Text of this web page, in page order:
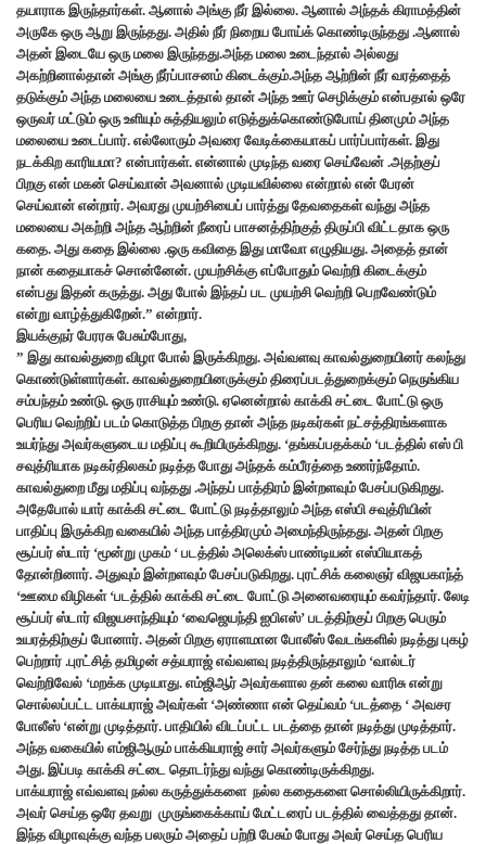
தயாராக இருந்தார்கள். ஆனால் அங்கு நீர் இல்லை. ஆனால் அந்தக் கிராமத்தின்
அருகே ஒரு ஆறு இருந்தது. அதில் நீர் நிறைய போய்க் கொண்டிருந்தது .ஆனால்
அதன் இடையே ஒரு மலை இருந்தது.அந்த மலை உடைந்தால் அல்லது
அகற்றினால்தான் அங்கு நீர்ப்பாசனம் கிடைக்கும்.அந்த ஆற்றின் நீர் வரத்தைத்
தடுக்கும் அந்த மலையை உடைத்தால் தான் அந்த ஊர் செழிக்கும் என்பதால் ஒரே
ஒருவர் மட்டும் ஒரு உளியும் சுத்தியலும் எடுத்துக்கொண்டுபோய் தினமும் அந்த
மலையை உடைப்பார். எல்லோரும் அவரை வேடிக்கையாகப் பார்ப்பார்கள். இது
நடக்கிற காரியமா? என்பார்கள். என்னால் முடிந்த வரை செய்வேன் .அதற்குப்
பிறகு என் மகன் செய்வான் அவனால் முடியவில்லை என்றால் என் பேரன்
செய்வான் என்றார். அவரது முயற்சியைப் பார்த்து தேவதைகள் வந்து அந்த
மலையை அகற்றி அந்த ஆற்றின் நீரைப் பாசனத்திற்குத் திருப்பி விட்டதாக ஒரு
கதை. அது கதை இல்லை .ஒரு கவிதை இது மாவோ எழுதியது. அதைத் தான்
நான் கதையாகச் சொன்னேன். முயற்சிக்கு எப்போதும் வெற்றி கிடைக்கும்
என்பது இதன் கருத்து. அது போல் இந்தப் பட முயற்சி வெற்றி பெறவேண்டும்
என்று வாழ்த்துகிறேன்.” என்றார்.
இயக்குநர் பேரரசு பேசும்போது,
” இது காவல்துறை விழா போல் இருக்கிறது. அவ்வளவு காவல்துறையினர் கலந்து
கொண்டுள்ளார்கள். காவல்துறையினருக்கும் திரைப்படத்துறைக்கும் நெருங்கிய
சம்பந்தம் உண்டு. ஒரு ராசியும் உண்டு. ஏனென்றால் காக்கி சட்டை போட்டு ஒரு
பெரிய வெற்றிப் படம் கொடுத்த பிறகு தான் அந்த நடிகர்கள் நட்சத்திரங்களாக
உயர்ந்து அவர்களுடைய மதிப்பு கூறியிருக்கிறது. ‘தங்கப்பதக்கம் ‘படத்தில் எஸ் பி
சவுத்ரியாக நடிகர்திலகம் நடித்த போது அந்தக் கம்பீரத்தை உணர்ந்தோம்.
காவல்துறை மீது மதிப்பு வந்தது .அந்தப் பாத்திரம் இன்றளவும் பேசப்படுகிறது.
அதேபோல் யார் காக்கி சட்டை போட்டு நடித்தாலும் அந்த எஸ்பி சவுத்ரியின்
பாதிப்பு இருக்கிற வகையில் அந்த பாத்திரமும் அமைந்திருந்தது. அதன் பிறகு
சூப்பர் ஸ்டார் ‘மூன்று முகம் ‘ படத்தில் அலெக்ஸ் பாண்டியன் எஸ்பியாகத்
தோன்றினார். அதுவும் இன்றளவும் பேசப்படுகிறது. புரட்சிக் கலைஞர் விஜயகாந்த்
‘ஊமை விழிகள் ‘படத்தில் காக்கி சட்டை போட்டு அனைவரையும் கவர்ந்தார். லேடி
சூப்பர் ஸ்டார் விஜயசாந்தியும் ‘வைஜெயந்தி ஐபிஎஸ்’ படத்திற்குப் பிறகு பெரும்
உயரத்திற்குப் போனார். அதன் பிறகு ஏராளமான போலீஸ் வேடங்களில் நடித்து புகழ்
பெற்றார் .புரட்சித் தமிழன் சத்யராஜ் எவ்வளவு நடித்திருந்தாலும் ‘வால்டர்
வெற்றிவேல் ‘மறக்க முடியாது. எம்ஜிஆர் அவர்களால தன் கலை வாரிசு என்று
சொல்லப்பட்ட பாக்யராஜ் அவர்கள் ‘அண்ணா என் தெய்வம் ‘படத்தை ‘ அவசர
போலீஸ் ‘என்று முடித்தார். பாதியில் விடப்பட்ட படத்தை தான் நடித்து முடித்தார்.
அந்த வகையில் எம்ஜிஆரும் பாக்கியராஜ் சார் அவர்களும் சேர்ந்து நடித்த படம்
அது. இப்படி காக்கி சட்டை தொடர்ந்து வந்து கொண்டிருக்கிறது.
பாக்யராஜ் எவ்வளவு நல்ல கருத்துக்களை நல்ல கதைகளை சொல்லியிருக்கிறார்.
அவர் செய்த ஒரே தவறு முருங்கைக்காய் மேட்டரைப் படத்தில் வைத்தது தான்.
இந்த விழாவுக்கு வந்த பலரும் அதைப் பற்றி பேசும் போது அவர் செய்த பெரிய